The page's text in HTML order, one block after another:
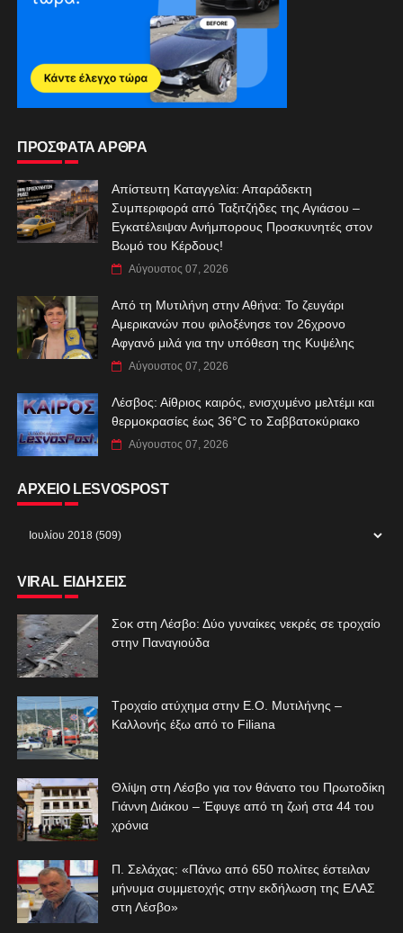
ΠΡΟΣΦΑΤΑ ΑΡΘΡΑ
Απίστευτη Καταγγελία: Απαράδεκτη
Συμπεριφορά από Ταξιτζήδες της Αγιάσου –
Εγκατέλειψαν Ανήμπορους Προσκυνητές στον
Βωμό του Κέρδους!
Αύγουστος 07, 2026
Από τη Μυτιλήνη στην Αθήνα: Το ζευγάρι
Αμερικανών που φιλοξένησε τον 26χρονο
Αφγανό μιλά για την υπόθεση της Κυψέλης
Αύγουστος 07, 2026
Λέσβος: Αίθριος καιρός, ενισχυμένο μελτέμι και
θερμοκρασίες έως 36°C το Σαββατοκύριακο
Αύγουστος 07, 2026
ΑΡΧΕΙΟ LESVOSPOST
VIRAL ΕΙΔΗΣΕΙΣ
Σοκ στη Λέσβο: Δύο γυναίκες νεκρές σε τροχαίο
στην Παναγιούδα
Τροχαίο ατύχημα στην Ε.Ο. Μυτιλήνης –
Καλλονής έξω από το Filiana
Θλίψη στη Λέσβο για τον θάνατο του Πρωτοδίκη
Γιάννη Διάκου – Έφυγε από τη ζωή στα 44 του
χρόνια
Π. Σελάχας: «Πάνω από 650 πολίτες έστειλαν
μήνυμα συμμετοχής στην εκδήλωση της ΕΛΑΣ
στη Λέσβο»